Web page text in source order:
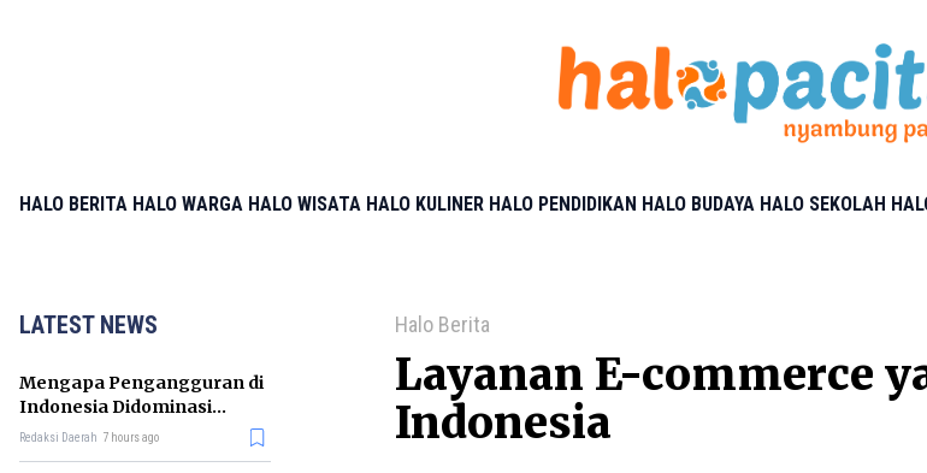
HALO BERITA HALO WARGA HALO WISATA HALO KULINER HALO PENDIDIKAN HALO BUDAYA HALO SEKOLAH
LATEST NEWS
Mengapa Pengangguran di
Indonesia Didominasi
Lulusan SMK? Ini Faktanya
Redaksi Daerah 7 hours ago
Halo Berita
Layanan E-commerce
Indonesia